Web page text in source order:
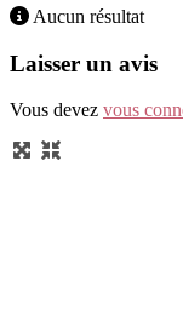
Aucun résultat
Laisser un avis
Vous devez vous